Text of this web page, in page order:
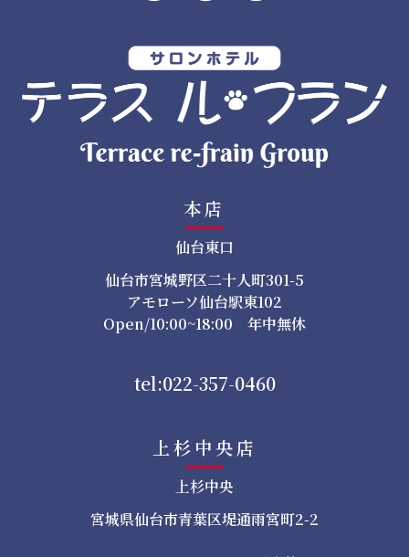
本店
仙台東口
仙台市宮城野区二十人町301-5
アモローソ仙台駅東102
Open/10:00~18:00 年中無休
tel:022-357-0460
上杉中央店
上杉中央
宮城県仙台市青葉区堤通雨宮町2-2